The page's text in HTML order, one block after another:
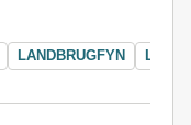
LANDBRUGFYN